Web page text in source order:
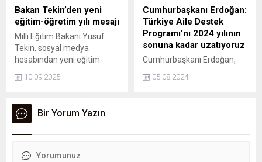
belirleyici. Genetiğin rolü net
olarak belirlenmemekle
birlikte, eğer anne ve...
Bakan Tekin’den yeni
eğitim-öğretim yılı mesajı
Milli Eğitim Bakanı Yusuf
Tekin, sosyal medya
hesabından yeni eğitim-
paylaştı.
10.09.2025
Cumhurbaşkanı Erdoğan:
Türkiye Aile Destek
Programı’nı 2024 yılının
sonuna kadar uzatıyoruz
Cumhurbaşkanı Erdoğan,
yaptığı açıklamada, "2022
05.08.2024
Bir Yorum Yazın